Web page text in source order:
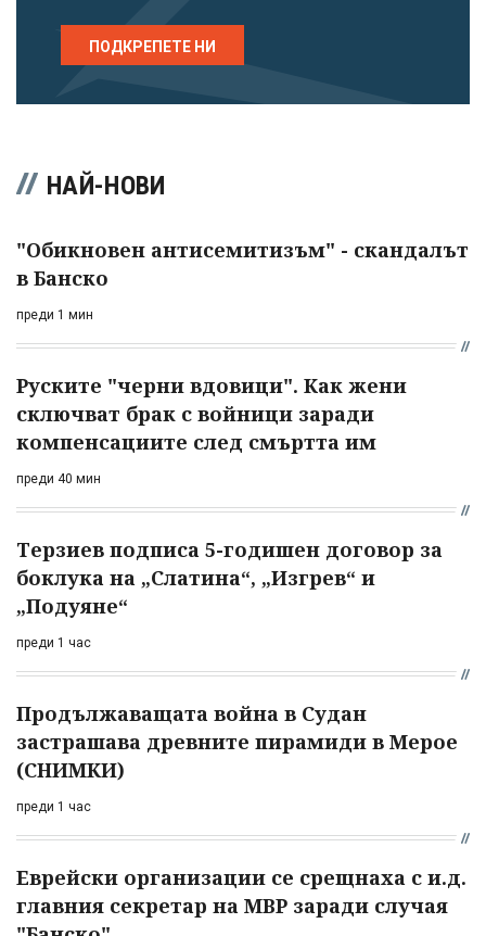
ПОДКРЕПЕТЕ НИ
НАЙ-НОВИ
"Обикновен антисемитизъм" - скандалът
в Банско
преди 1 мин
Руските "черни вдовици". Как жени
сключват брак с войници заради
компенсациите след смъртта им
преди 40 мин
Терзиев подписа 5-годишен договор за
боклука на „Слатина“, „Изгрев“ и
„Подуяне“
преди 1 час
Продължаващата война в Судан
застрашава древните пирамиди в Мерое
(СНИМКИ)
преди 1 час
Еврейски организации се срещнаха с и.д.
главния секретар на МВР заради случая